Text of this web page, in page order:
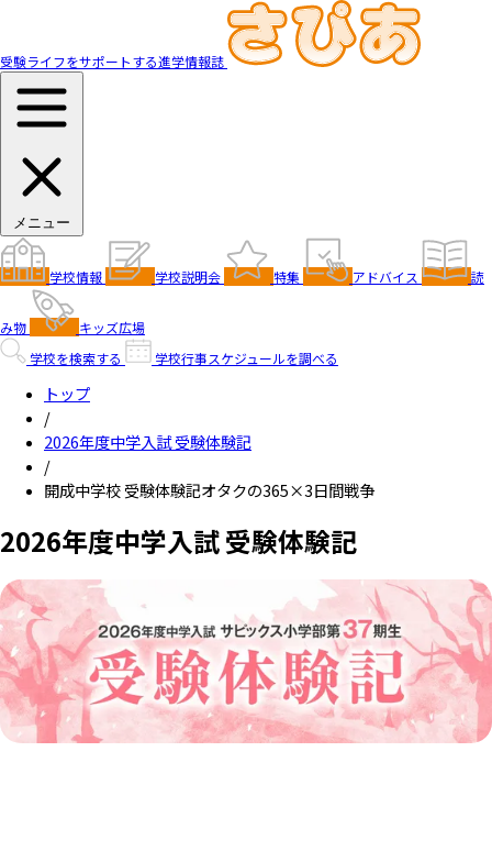
受験ライフをサポートする進学情報誌
メニュー
学校情報 学校説明会 特集 アドバイス 読
み物
キッズ広場
学校を検索する
学校行事スケジュールを調べる
トップ
/
2026年度中学入試 受験体験記
/
開成中学校 受験体験記オタクの365×3日間戦争
2026年度中学入試 受験体験記